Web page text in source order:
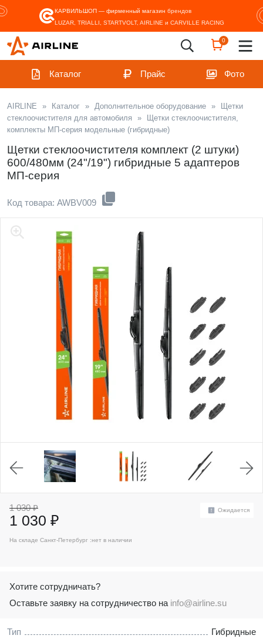
КАРВИЛЬШОП — фирменный магазин брендов
LUZAR, TRIALLI, STARTVOLT, AIRLINE и CARVILLE RACING
0
Каталог Прайс Фото
AIRLINE » Каталог » Дополнительное оборудование »
Щетки
стеклоочистителя для автомобиля
»
Щетки стеклоочистителя,
комплекты МП-серия модельные (гибридные)
Щетки стеклоочистителя комплект (2 штуки)
600/480мм (24"/19") гибридные 5 адаптеров
МП-серия
Код товара: AWBV009
Тип
Гибридные
1 030 ₽
1 030 ₽
Ожидается
На складе Санкт-Петербург :нет в наличии
Хотите сотрудничать?
Оставьте заявку на сотрудничество на info@airline.su